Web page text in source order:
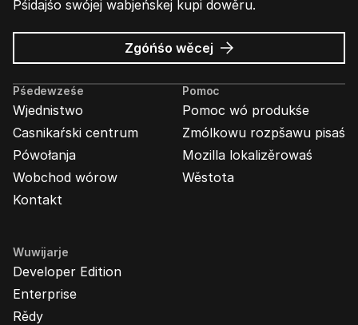
Pśidajśo swójej wabjeńskej kupi dowěru.
Zgóńśo wěcej wó
Wabjenje
Mozilla
Pśedewześe
Wjednistwo
Casnikaŕski centrum
Pówołanja
Wobchod wórow
Kontakt
Pomoc
Pomoc wó produkśe
Zmólkowu rozpšawu pisaś
Mozilla lokalizěrowaś
Wěstota
Wuwijarje
Developer Edition
Enterprise
Rědy